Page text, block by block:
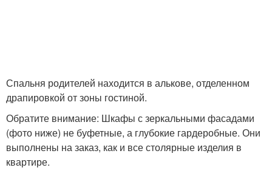
Спальня родителей находится в алькове, отделенном
драпировкой от зоны гостиной.
Обратите внимание: Шкафы с зеркальными фасадами
(фото ниже) не буфетные, а глубокие гардеробные. Они
выполнены на заказ, как и все столярные изделия в
квартире.